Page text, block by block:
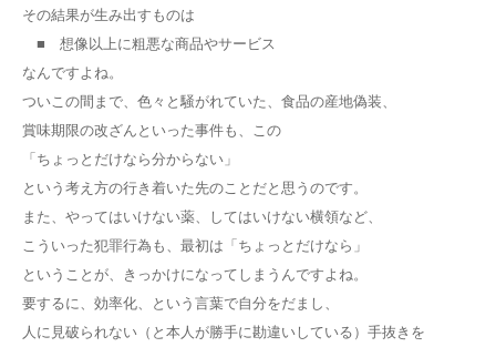
その結果が生み出すものは
■ 想像以上に粗悪な商品やサービス
なんですよね。
ついこの間まで、色々と騒がれていた、食品の産地偽装、
賞味期限の改ざんといった事件も、この
「ちょっとだけなら分からない」
という考え方の行き着いた先のことだと思うのです。
また、やってはいけない薬、してはいけない横領など、
こういった犯罪行為も、最初は「ちょっとだけなら」
ということが、きっかけになってしまうんですよね。
要するに、効率化、という言葉で自分をだまし、
人に見破られない（と本人が勝手に勘違いしている）手抜きを